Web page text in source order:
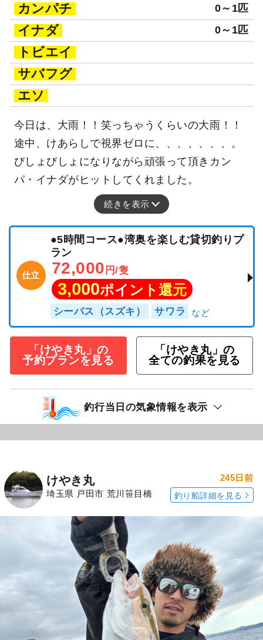
カンパチ 0～1匹
イナダ 0～1匹
トビエイ
サバフグ
エソ
今日は、大雨！！笑っちゃうくらいの大雨！！
途中、けあらしで視界ゼロに、、、、、、、。
びしょびしょになりながら頑張って頂きカン
パ・イナダがヒットしてくれました。
続きを表示
仕立
●5時間コース●湾奥を楽しむ貸切釣りプ
ラン
72,000 円/隻
3,000ポイント還元
シーバス（スズキ） サワラ
「けやき丸」の
予約プランを見る
「けやき丸」の
全ての釣果を見る
釣行当日の気象情報を表示
けやき丸
埼玉県 戸田市 荒川笹目橋
245日前
釣り船詳細を見る